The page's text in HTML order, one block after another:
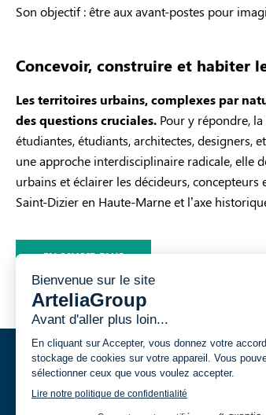
Son objectif : être aux avant-postes pour
Concevoir, construire et habiter
Les territoires urbains, complexes par
des questions cruciales. Pour y répondre,
étudiantes, étudiants, architectes, designers,
une approche interdisciplinaire radicale, elle
urbains et éclairer les décideurs,
Saint-Dizier en Haute-Marne et l’axe
EN SAVOIR PLUS